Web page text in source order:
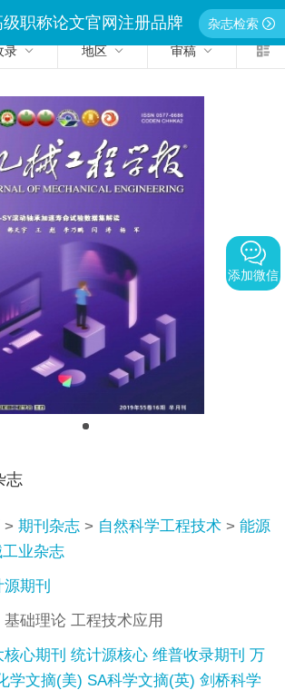
职称论文官网注册品牌
严禁侵权违者必究
杂志检索
录 地区 审稿
志
> 期刊杂志 > 自然科学工程技术 > 能源
业杂志
期刊
基础理论 工程技术应用
心期刊 统计源核心 维普收录期刊 万
学文摘(美) SA科学文摘(英) 剑桥科学
添加微信